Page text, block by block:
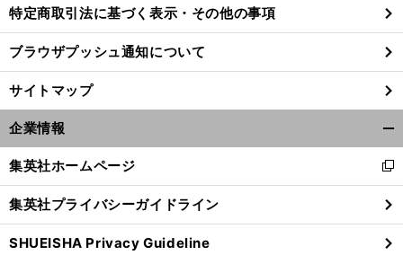
特定商取引法に基づく表示・その他の事項
ブラウザプッシュ通知について
サイトマップ
企業情報
閉
る
集英社ホームページ
新
し
い
ウ
ィ
集英社プライバシーガイドライン
SHUEISHA Privacy Guideline